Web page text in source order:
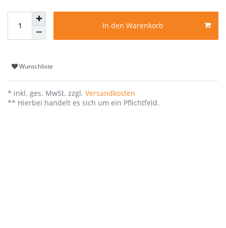
In den Warenkorb
Wunschliste
* inkl. ges. MwSt. zzgl. Versandkosten
** Hierbei handelt es sich um ein Pflichtfeld.